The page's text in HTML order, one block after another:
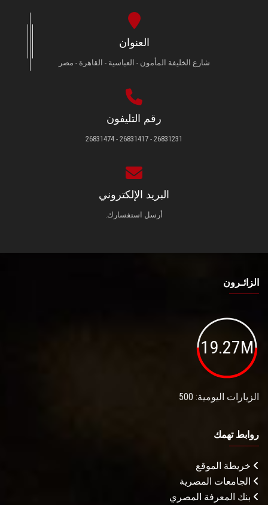
العنوان
شارع الخليفة المأمون - العباسية - القاهرة - مصر
رقم التليفون
26831231 - 26831417 - 26831474
البريد الإلكتروني
أرسل استفسارك.
الزائـرون
19.27M
الزيارات اليومية: 500
روابط تهمك
خريطة الموقع
الجامعات المصرية
بنك المعرفة المصري